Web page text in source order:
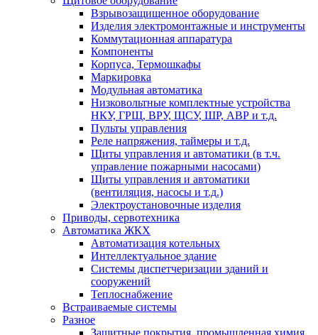
Взрывозащищенное оборудование
Изделия электромонтажные и инструменты
Коммутационная аппаратура
Компоненты
Корпуса, Термошкафы
Маркировка
Модульная автоматика
Низковольтные комплектные устройства
НКУ, ГРЩ, ВРУ, ЩСУ, ШР, АВР и т.д.
Пульты управления
Реле напряжения, таймеры и т.д.
Щиты управления и автоматики (в т.ч.
управление пожарными насосами)
Щиты управления и автоматики
(вентиляция, насосы и т.д.)
Электроустановочные изделия
Приводы, сервотехника
Автоматика ЖКХ
Автоматизация котельных
Интеллектуальное здание
Системы диспетчеризации зданий и
сооружений
Теплоснабжение
Встраиваемые системы
Разное
Защитные покрытия, промышленная химия